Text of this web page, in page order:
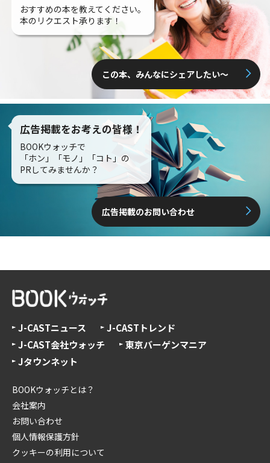
おすすめの本を教えてください。
本のリクエスト承ります！
この本、みんなにシェアしたい〜
広告掲載をお考えの皆様！
BOOKウォッチで
「ホン」「モノ」「コト」の
PRしてみませんか？
広告掲載のお問い合わせ
J-CASTニュース
J-CASTトレンド
J-CAST会社ウォッチ
東京バーゲンマニア
Jタウンネット
BOOKウォッチとは？
会社案内
お問い合わせ
個人情報保護方針
クッキーの利用について